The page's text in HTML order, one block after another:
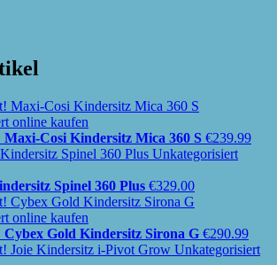
Cosi Kindersitz Mica 360 S €239.99
Spinel 360 Plus €329.00
Gold Kindersitz Sirona G €290.99